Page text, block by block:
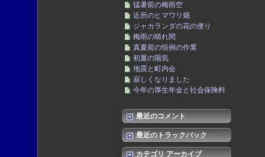
猛暑前の梅雨空
近所のヒマワリ畑
ジャカランダの花の便り
梅雨の晴れ間
真夏前の恒例の作業
初夏の陽気
地震と町内会
寂しくなりました
今年の厚生年金と社会保険料
最近のコメント
最近のトラックバック
カテゴリ アーカイブ